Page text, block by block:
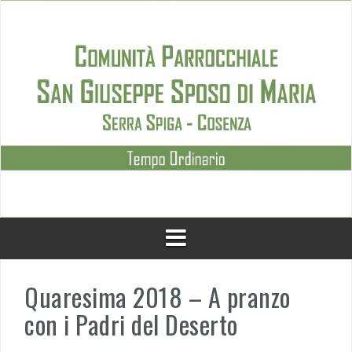
Quaresima 2018 – A pranzo
con i Padri del Deserto